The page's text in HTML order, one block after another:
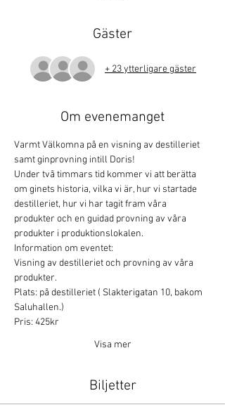
Gäster
+ 23 ytterligare gäster
Om evenemanget
Varmt Välkomna på en visning av destilleriet
samt ginprovning intill Doris!
Under två timmars tid kommer vi att berätta
om ginets historia, vilka vi är, hur vi startade
destilleriet, hur vi har tagit fram våra
produkter och en guidad provning av våra
produkter i produktionslokalen.
Information om eventet:
Visning av destilleriet och provning av våra
produkter.
Plats: på destilleriet ( Slakterigatan 10, bakom
Saluhallen.)
Pris: 425kr
Visa mer
Biljetter